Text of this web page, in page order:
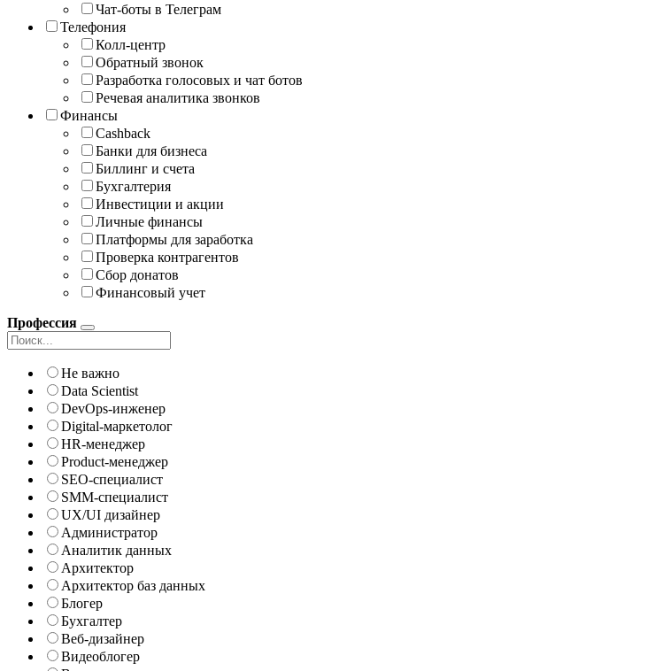
Чат-боты в Телеграм
Телефония
Колл-центр
Обратный звонок
Разработка голосовых и чат ботов
Речевая аналитика звонков
Финансы
Cashback
Банки для бизнеса
Биллинг и счета
Бухгалтерия
Инвестиции и акции
Личные финансы
Платформы для заработка
Проверка контрагентов
Сбор донатов
Финансовый учет
Профессия
Не важно
Data Scientist
DevOps-инженер
Digital-маркетолог
HR-менеджер
Product-менеджер
SEO-специалист
SMM-специалист
UX/UI дизайнер
Администратор
Аналитик данных
Архитектор
Архитектор баз данных
Блогер
Бухгалтер
Веб-дизайнер
Видеоблогер